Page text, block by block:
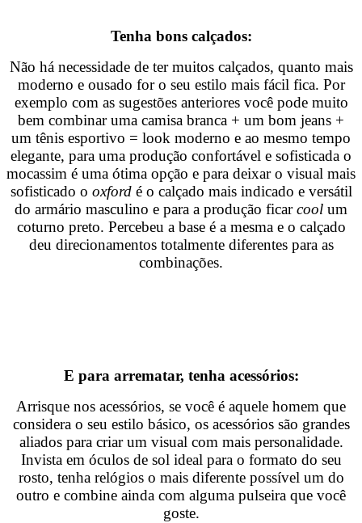
Tenha bons calçados:
Não há necessidade de ter muitos calçados, quanto mais
moderno e ousado for o seu estilo mais fácil fica. Por
exemplo com as sugestões anteriores você pode muito
bem combinar uma camisa branca + um bom jeans +
um tênis esportivo = look moderno e ao mesmo tempo
elegante, para uma produção confortável e sofisticada o
mocassim é uma ótima opção e para deixar o visual mais
sofisticado o oxfordé o calçado mais indicado e versátil
do armário masculino e para a produção ficarcool um
coturno preto. Percebeu a base é a mesma e o calçado
deu direcionamentos totalmente diferentes para as
combinações.
E para arrematar, tenha acessórios:
Arrisque nos acessórios, se você é aquele homem que
considera o seu estilo básico, os acessórios são grandes
aliados para criar um visual com mais personalidade.
Invista em óculos de sol ideal para o formato do seu
rosto, tenha relógios o mais diferente possível um do
outro e combine ainda com alguma pulseira que você
goste.